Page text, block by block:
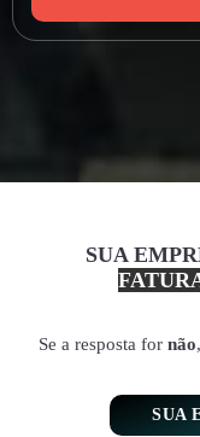
SUA
Se a resposta for não
SUA